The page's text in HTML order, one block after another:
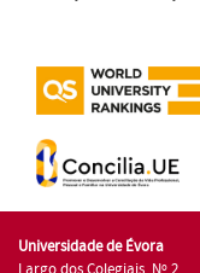
Universidade de Évora